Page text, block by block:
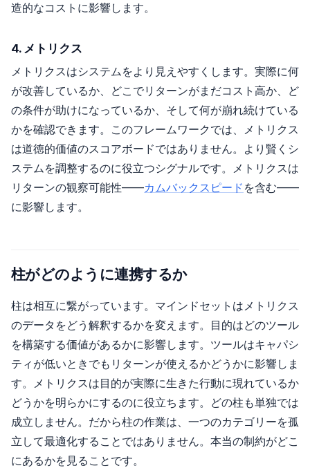
造的なコストに影響します。
4. メトリクス
メトリクスはシステムをより見えやすくします。実際に何
が改善しているか、どこでリターンがまだコスト高か、ど
の条件が助けになっているか、そして何が崩れ続けている
かを確認できます。このフレームワークでは、メトリクス
は道徳的価値のスコアボードではありません。より賢くシ
ステムを調整するのに役立つシグナルです。メトリクスは
リターンの観察可能性——カムバックスピード を含む——
に影響します。
柱がどのように連携するか
柱は相互に繋がっています。マインドセットはメトリクス
のデータをどう解釈するかを変えます。目的はどのツール
を構築する価値があるかに影響します。ツールはキャパシ
ティが低いときでもリターンが使えるかどうかに影響しま
す。メトリクスは目的が実際に生きた行動に現れているか
どうかを明らかにするのに役立ちます。どの柱も単独では
成立しません。だから柱の作業は、一つのカテゴリーを孤
立して最適化することではありません。本当の制約がどこ
にあるかを見ることです。